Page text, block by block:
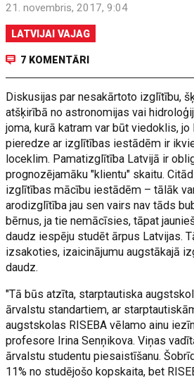
21. novembris, 2017, 9:04
LATVIJAI VAJAG
7 KOMENTĀRI
Diskusijas par nesakārtoto izglītību,
atšķirībā no astronomijas vai
joma, kurā katram var būt viedoklis,
pieredze ar izglītības iestādēm ir
loceklim. Pamatizglītība Latvijā ir
prognozējamāku "klientu" skaitu.
izglītības mācību iestādēm – tālāk
arodizglītība jau sen vairs nav tāds
bērnus, ja tie nemācīsies, tāpat
daudz iespēju studēt ārpus Latvijas.
izsakoties, izaicinājumu augstākajā
daudz.
"Tā būs atzīta, starptautiska
ārvalstu standartiem, ar
augstskolas RISEBA vēlamo ainu
profesore Irina Senņikova. Viņas
ārvalstu studentu piesaistīšanu.
11% no studējošo kopskaita, bet